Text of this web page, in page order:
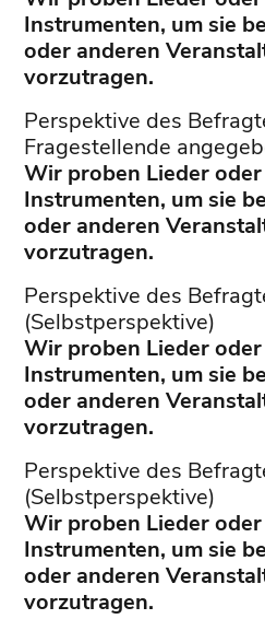
Instrumenten, um sie
oder anderen
vorzutragen.
Perspektive des
Fragestellende
Wir proben Lieder
Instrumenten, um sie
oder anderen
vorzutragen.
Perspektive des
(Selbstperspektive)
Wir proben Lieder
Instrumenten, um sie
oder anderen
vorzutragen.
Perspektive des
(Selbstperspektive)
Wir proben Lieder
Instrumenten, um sie
oder anderen
vorzutragen.